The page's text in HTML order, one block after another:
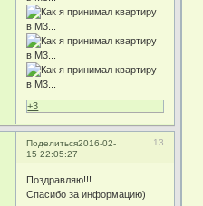
+3
Поделиться 13
2016-02-
15 22:05:27
Поздравляю!!!
Спасибо за информацию)